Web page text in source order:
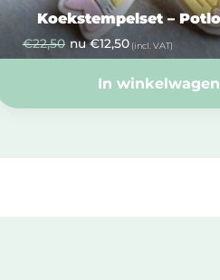
Koekstempelset –
€22,50 nu €12,50(incl. VAT)
In winkelwagen